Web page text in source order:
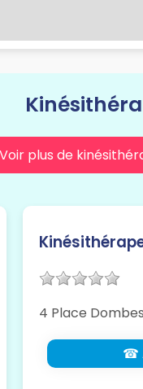
Voir plus de
4 Place
☎